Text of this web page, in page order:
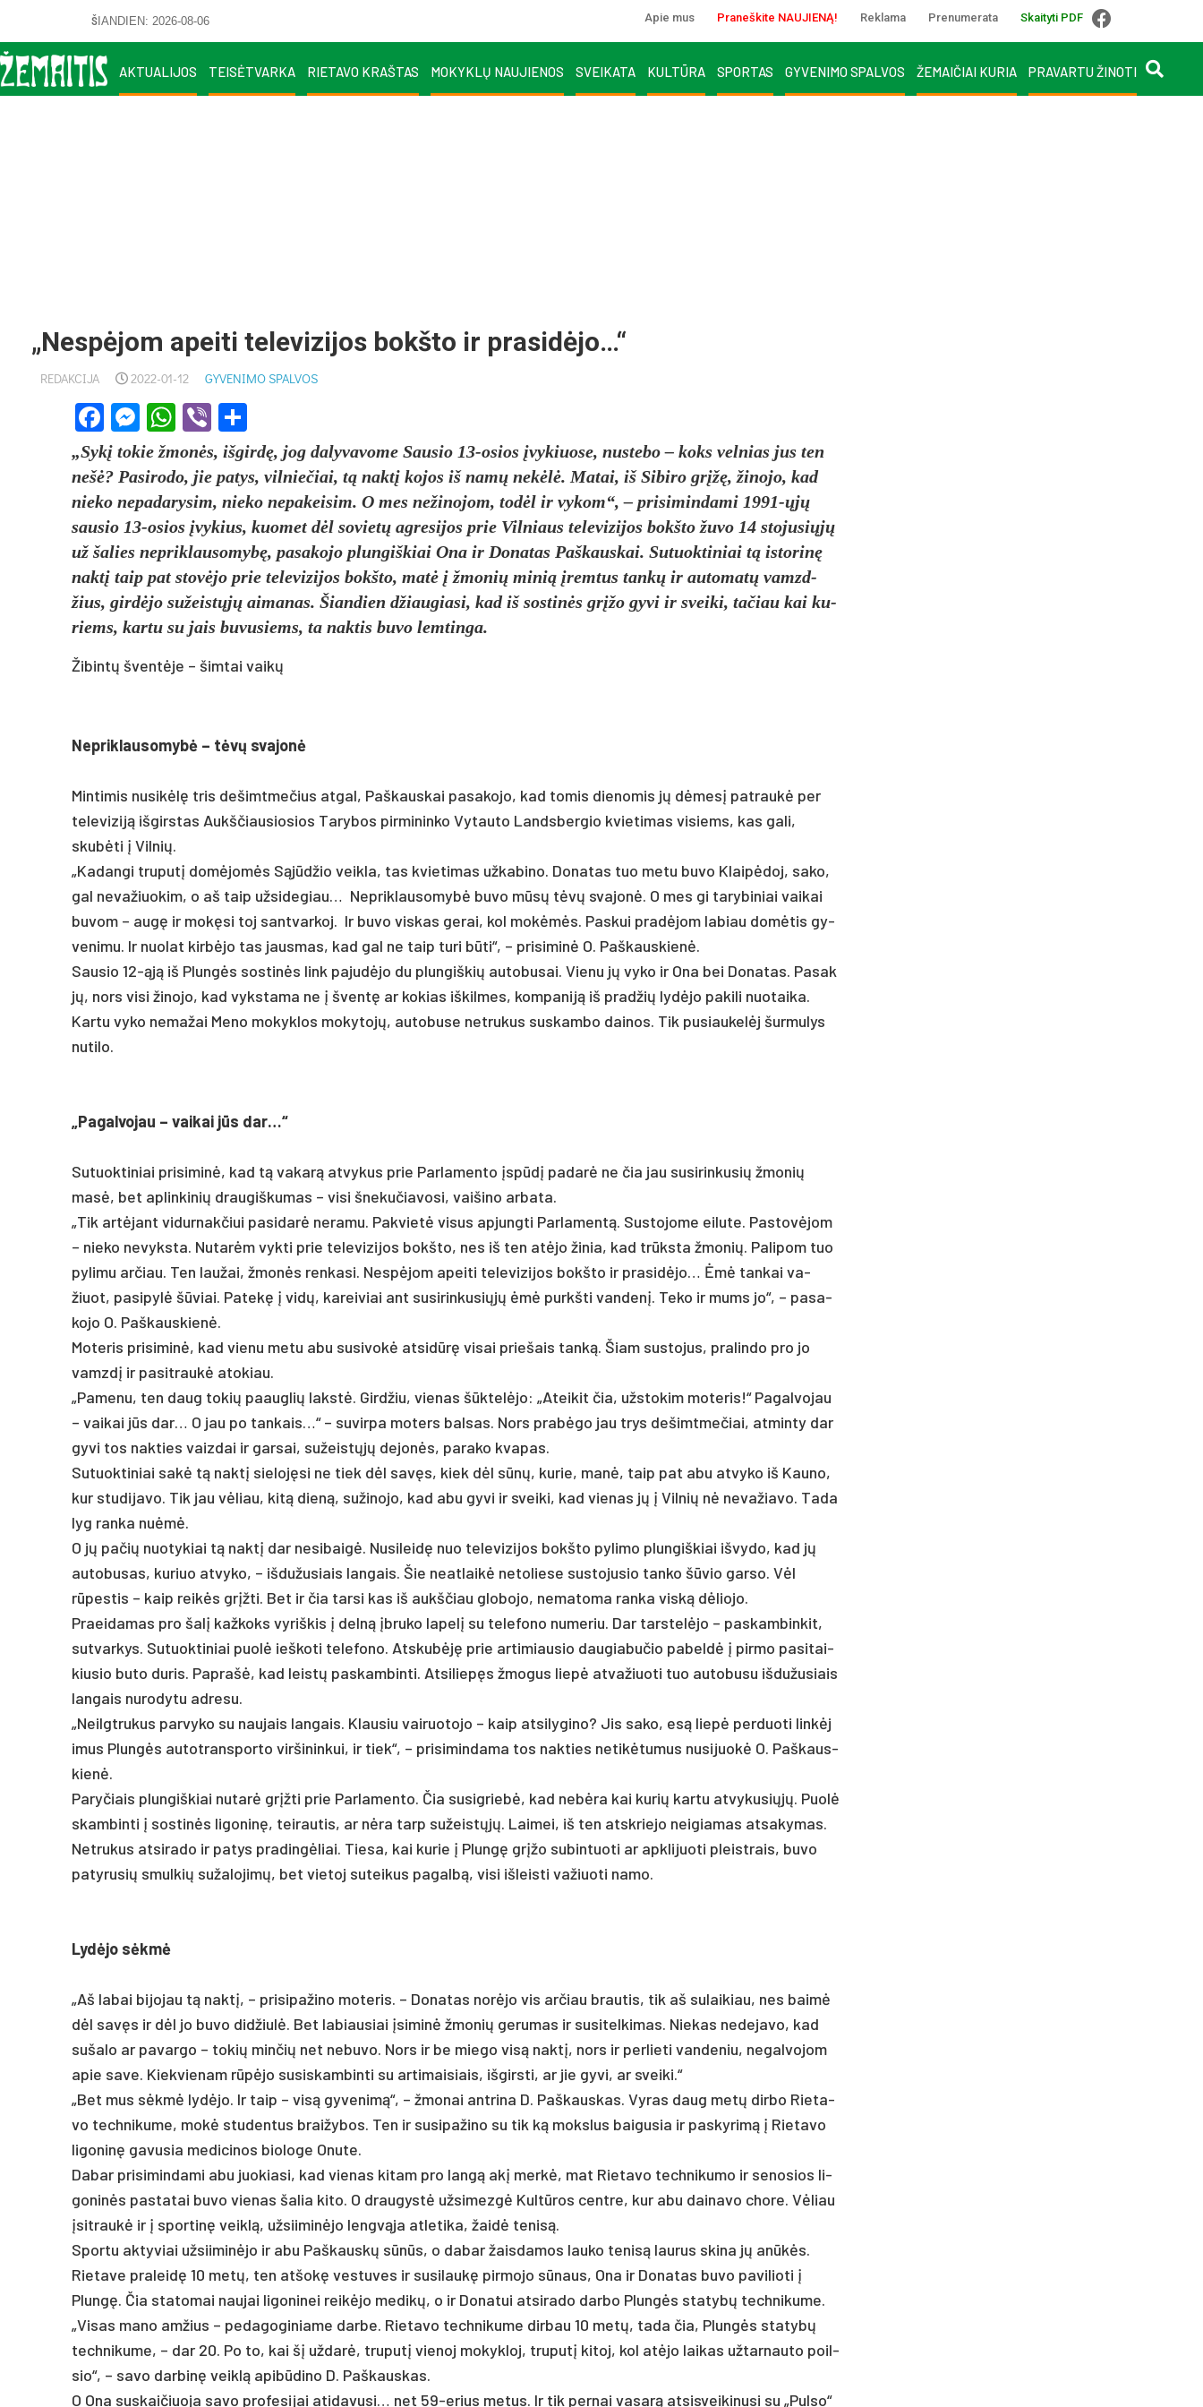
ŠIANDIEN: 2026-08-06 Apie mus Praneškite NAUJIENĄ! Reklama Prenumerata Skaityti PDF
AKTUALIJOS TEISĖTVARKA RIETAVO KRAŠTAS MOKYKLŲ NAUJIENOS SVEIKATA KULTŪRA SPORTAS GYVENIMO SPALVOS ŽEMAIČIAI KURIA PRAVARTU ŽINOTI
„Nespėjom apeiti televizijos bokšto ir prasidėjo…“
REDAKCIJA 2022-01-12 GYVENIMO SPALVOS
Facebook
Messenger
WhatsApp
Viber
„Sykį to­kie žmonės, iš­girdę, jog da­ly­va­vo­me Sau­sio 13-osios įvy­kiuo­se, nu­ste­bo – koks vel­nias jus ten
ne­šė? Pa­si­ro­do, jie pa­tys, vil­nie­čiai, tą naktį ko­jos iš namų ne­kėlė. Ma­tai, iš Si­bi­ro grįžę, ži­no­jo, kad
nie­ko ne­pa­da­ry­sim, nie­ko ne­pa­kei­sim. O mes ne­ži­no­jom, todėl ir vy­kom“, – pri­si­min­da­mi 1991-ųjų
sau­sio 13-osios įvy­kius, kuo­met dėl so­vietų ag­re­si­jos prie Vil­niaus te­le­vi­zi­jos bokš­to žu­vo 14 sto­ju­siųjų
už ša­lies ne­prik­lau­so­mybę, pa­sa­ko­jo plun­giš­kiai Ona ir Do­na­tas Paš­kaus­kai. Su­tuok­ti­niai tą is­to­rinę
naktį taip pat stovė­jo prie te­le­vi­zi­jos bokš­to, matė į žmo­nių mi­nią įrem­tus tankų ir au­to­matų vamzd­
žius, girdė­jo su­žeistųjų ai­ma­nas. Šian­dien džiau­gia­si, kad iš sos­tinės grįžo gy­vi ir svei­ki, ta­čiau kai ku­
riems, kar­tu su jais bu­vu­siems, ta nak­tis bu­vo lem­tin­ga.
Žibintų šventėje – šimtai vaikų
Nep­rik­lau­so­mybė – tėvų sva­jonė
Min­ti­mis nu­si­kėlę tris de­šimt­me­čius at­gal, Paš­kaus­kai pa­sa­ko­jo, kad tomis dienomis jų dėmesį pa­traukė per
te­le­vi­ziją iš­girs­tas Aukš­čiau­sio­sios Ta­ry­bos pir­mi­nin­ko Vy­tau­to Lands­ber­gio kvie­ti­mas vi­siems, kas ga­li,
skubė­ti į Vil­nių.
„Ka­dan­gi tru­putį domė­jomės Sąjūdžio veik­la, tas kvie­ti­mas už­ka­bi­no. Do­na­tas tuo me­tu bu­vo Klaipė­doj, sa­ko,
gal ne­va­žiuo­kim, o aš taip už­si­de­giau… Nep­rik­lau­so­mybė bu­vo mūsų tėvų sva­jonė. O mes gi ta­ry­bi­niai vai­kai
bu­vom – augę ir mokę­si toj san­tvar­koj. Ir bu­vo vis­kas ge­rai, kol mokėmės. Pas­kui pra­dėjom la­biau domė­tis gy­
ve­ni­mu. Ir nuo­lat kirbė­jo tas jaus­mas, kad gal ne taip tu­ri būti“, – pri­si­minė O. Paš­kaus­kienė.
Sau­sio 12-ąją iš Plungės sos­tinės link pa­judė­jo du plun­giš­kių au­to­bu­sai. Vie­nu jų vy­ko ir Ona bei Do­na­tas. Pa­sak
jų, nors vi­si ži­no­jo, kad vyks­ta­ma ne į šventę ar ko­kias iš­kil­mes, kom­pa­niją iš pra­džių lydė­jo pa­ki­li nuo­tai­ka.
Kar­tu vy­ko ne­ma­žai Me­no mo­kyk­los mo­ky­tojų, au­to­bu­se ne­tru­kus su­skam­bo dai­nos. Tik pu­siau­kelėj šur­mu­lys
nu­ti­lo.
„Pa­gal­vo­jau – vai­kai jūs dar…“
Su­tuok­ti­niai pri­si­minė, kad tą va­karą at­vy­kus prie Par­la­men­to įspūdį pa­darė ne čia jau su­si­rin­ku­sių žmo­nių
masė, bet ap­lin­ki­nių drau­giš­ku­mas – vi­si šne­ku­čia­vo­si, vai­ši­no ar­ba­ta.
„Tik artė­jant vi­dur­nak­čiui pa­si­darė ne­ra­mu. Pak­vietė vi­sus ap­jung­ti Par­la­mentą. Sus­to­jo­me ei­lu­te. Pas­tovė­jom
– nie­ko ne­vyks­ta. Nu­tarėm vyk­ti prie te­le­vi­zi­jos bokš­to, nes iš ten at­ėjo ži­nia, kad trūksta žmo­nių. Pa­li­pom tuo
py­li­mu ar­čiau. Ten lau­žai, žmonės ren­ka­si. Nespė­jom apei­ti te­le­vi­zi­jos bokš­to ir pra­si­dėjo… Ėmė tan­kai va­
žiuot, pa­si­pylė šūviai. Pa­tekę į vidų, ka­rei­viai ant su­si­rin­ku­siųjų ėmė purkš­ti van­denį. Te­ko ir mums jo“, – pa­sa­
ko­jo O. Paš­kaus­kienė.
Mo­te­ris pri­si­minė, kad vie­nu me­tu abu su­si­vokė at­si­dūrę vi­sai prie­šais tanką. Šiam su­sto­jus, pra­lin­do pro jo
vamzdį ir pa­si­traukė ato­kiau.
„Pa­me­nu, ten daug to­kių paaug­lių lakstė. Gird­žiu, vie­nas šūktelė­jo: „Atei­kit čia, užs­to­kim mo­te­ris!“ Pa­gal­vo­jau
– vai­kai jūs dar… O jau po tan­kais…“ – su­vir­pa mo­ters bal­sas. Nors pra­bėgo jau trys de­šimt­me­čiai, at­min­ty dar
gy­vi tos nak­ties vaiz­dai ir gar­sai, su­žeistųjų de­jonės, pa­ra­ko kva­pas.
Su­tuok­ti­niai sakė tą naktį sie­loję­si ne tiek dėl savęs, kiek dėl sūnų, ku­rie, manė, taip pat abu at­vy­ko iš Kau­no,
kur stu­di­ja­vo. Tik jau vėliau, kitą dieną, su­ži­no­jo, kad abu gy­vi ir svei­ki, kad vie­nas jų į Vil­nių nė ne­va­žia­vo. Ta­da
lyg ran­ka nu­ėmė.
O jų pa­čių nuo­ty­kiai tą naktį dar ne­si­baigė. Nu­si­leidę nuo te­le­vi­zi­jos bokš­to py­li­mo plun­giš­kiai iš­vy­do, kad jų
au­to­bu­sas, ku­riuo at­vy­ko, – iš­du­žu­siais lan­gais. Šie neat­laikė ne­to­lie­se su­sto­ju­sio tan­ko šūvio gar­so. Vėl
rūpes­tis – kaip reikės grįžti. Bet ir čia tar­si kas iš aukš­čiau glo­bo­jo, ne­ma­to­ma ran­ka viską dėlio­jo.
Praei­da­mas pro šalį kaž­koks vy­riš­kis į delną įbru­ko la­pelį su te­le­fo­no nu­me­riu. Dar tars­telė­jo – pa­skam­bin­kit,
su­tvar­kys. Su­tuok­ti­niai puolė ieš­ko­ti te­le­fo­no. Ats­kubėję prie ar­ti­miau­sio dau­gia­bu­čio pa­beldė į pir­mo pa­si­tai­
kiu­sio bu­to du­ris. Pap­rašė, kad leistų pa­skam­bin­ti. At­si­liepęs žmo­gus liepė at­va­žiuo­ti tuo au­to­bu­su iš­du­žu­siais
lan­gais nu­ro­dy­tu ad­re­su.
„Neilgt­ru­kus par­vy­ko su nau­jais lan­gais. Klau­siu vai­ruo­to­jo – kaip at­si­ly­gi­no? Jis sa­ko, esą liepė per­duo­ti linkė­j
i­mus Plungės au­tot­rans­por­to vir­ši­nin­kui, ir tiek“, – pri­si­min­da­ma tos nak­ties ne­tikė­tu­mus nu­si­juokė O. Paš­kaus­
kienė.
Pa­ry­čiais plun­giš­kiai nu­tarė grįžti prie Par­la­men­to. Čia su­si­griebė, kad ne­bėra kai ku­rių kar­tu at­vy­ku­siųjų. Puolė
skam­bin­ti į sos­tinės li­go­ninę, tei­rau­tis, ar nėra tarp su­žeistųjų. Lai­mei, iš ten at­skrie­jo nei­gia­mas at­sa­ky­mas.
Net­ru­kus at­si­ra­do ir pa­tys pra­dingė­liai. Tie­sa, kai ku­rie į Plungę grįžo su­bin­tuo­ti ar ap­kli­juo­ti pleist­rais, buvo
pa­tyrusių smul­kių su­ža­lo­jimų, bet vie­toj su­tei­kus pa­galbą, vi­si iš­leis­ti va­žiuo­ti na­mo.
Lydė­jo sėkmė
„Aš la­bai bi­jo­jau tą naktį, – pri­si­pa­ži­no mo­te­ris. – Do­na­tas norė­jo vis ar­čiau brau­tis, tik aš su­lai­kiau, nes baimė
dėl savęs ir dėl jo bu­vo did­žiulė. Bet la­biau­siai įsi­minė žmo­nių ge­ru­mas ir susitelkimas. Nie­kas ne­de­ja­vo, kad
su­ša­lo ar pa­var­go – to­kių min­čių net ne­bu­vo. Nors ir be mie­go visą naktį, nors ir per­lie­ti van­de­niu, ne­gal­vo­jom
apie sa­ve. Kiek­vie­nam rūpėjo su­si­skam­bin­ti su ar­ti­mai­siais, iš­girs­ti, ar jie gy­vi, ar svei­ki.“
„Bet mus sėkmė lydė­jo. Ir taip – visą gy­ve­nimą“, – žmo­nai ant­ri­na D. Paš­kaus­kas. Vy­ras daug metų dir­bo Rie­ta­
vo tech­ni­ku­me, mokė stu­den­tus brai­žy­bos. Ten ir su­si­pa­ži­no su tik ką moks­lus bai­gu­sia ir pa­sky­rimą į Rie­ta­vo
li­go­ninę ga­vu­sia me­di­ci­nos bio­lo­ge Onu­te.
Da­bar pri­si­min­da­mi abu juo­kia­si, kad vie­nas ki­tam pro langą akį merkė, mat Rie­ta­vo tech­ni­ku­mo ir se­no­sios li­
go­ninės pa­sta­tai bu­vo vie­nas ša­lia ki­to. O drau­gystė už­si­mezgė Kultū­ros cent­re, kur abu dai­na­vo cho­re. Vėliau
įsit­raukė ir į spor­tinę veiklą, už­sii­minė­jo lengvą­ja at­le­ti­ka, žaidė te­nisą.
Spor­tu ak­ty­viai už­sii­minė­jo ir abu Paš­kauskų sūnūs, o da­bar žais­da­mos lau­ko te­nisą lau­rus ski­na jų anūkės.
Rie­ta­ve pra­leidę 10 metų, ten at­šokę ves­tu­ves ir su­si­laukę pir­mo­jo sūnaus, Ona ir Do­na­tas bu­vo pa­vi­lio­ti į
Plungę. Čia sta­to­mai nau­jai li­go­ni­nei reikė­jo me­dikų, o ir Do­na­tui at­si­ra­do dar­bo Plungės sta­tybų tech­ni­ku­me.
„Vi­sas ma­no am­žius – pe­da­go­gi­nia­me dar­be. Rie­ta­vo tech­ni­ku­me dir­bau 10 metų, ta­da čia, Plungės sta­tybų
tech­ni­ku­me, – dar 20. Po to, kai šį už­darė, tru­putį vie­noj mo­kyk­loj, tru­putį ki­toj, kol at­ėjo lai­kas už­tar­nau­to poil­
sio“, – sa­vo dar­binę veiklą api­būdi­no D. Paš­kaus­kas.
O Ona su­skai­čiuo­ja sa­vo pro­fe­si­jai ati­da­vu­si… net 59-erius me­tus. Ir tik per­nai va­sarą at­si­svei­ki­nu­si su „Pul­so“